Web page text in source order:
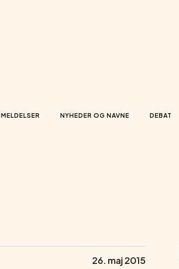
NYHEDER OG NAVNE DEBAT
26. maj 2015